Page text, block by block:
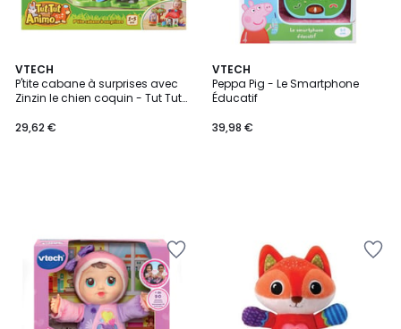
VTECH
P'tite cabane à surprises avec
Zinzin le chien coquin - Tut Tut
29,62 €
VTECH
Peppa Pig - Le Smartphone
Éducatif
39,98 €